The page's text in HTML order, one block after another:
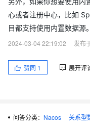
心或者注册中心，比如
目都支持使用内置数据源。
2024-03-04 22:19:02
发布
赞同 1 展开评
问答分类： Nacos 关系型